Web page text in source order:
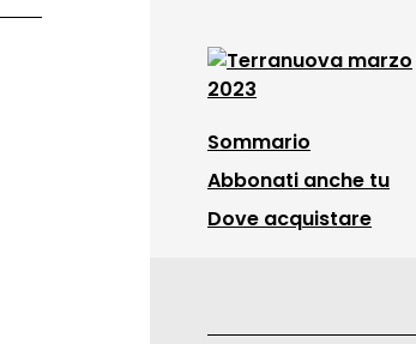
Sommario
Abbonati anche tu
Dove acquistare